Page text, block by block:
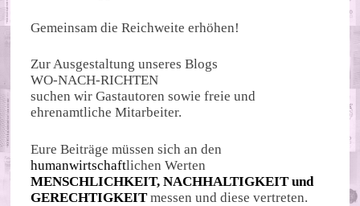
Gemeinsam die Reichweite erhöhen!
Zur Ausgestaltung unseres Blogs
WO-NACH-RICHTEN
suchen wir Gastautoren sowie freie und
ehrenamtliche Mitarbeiter.
Eure Beiträge müssen sich an den
humanwirtschaftlichen Werten
MENSCHLICHKEIT, NACHHALTIGKEIT und
GERECHTIGKEIT messen und diese vertreten.